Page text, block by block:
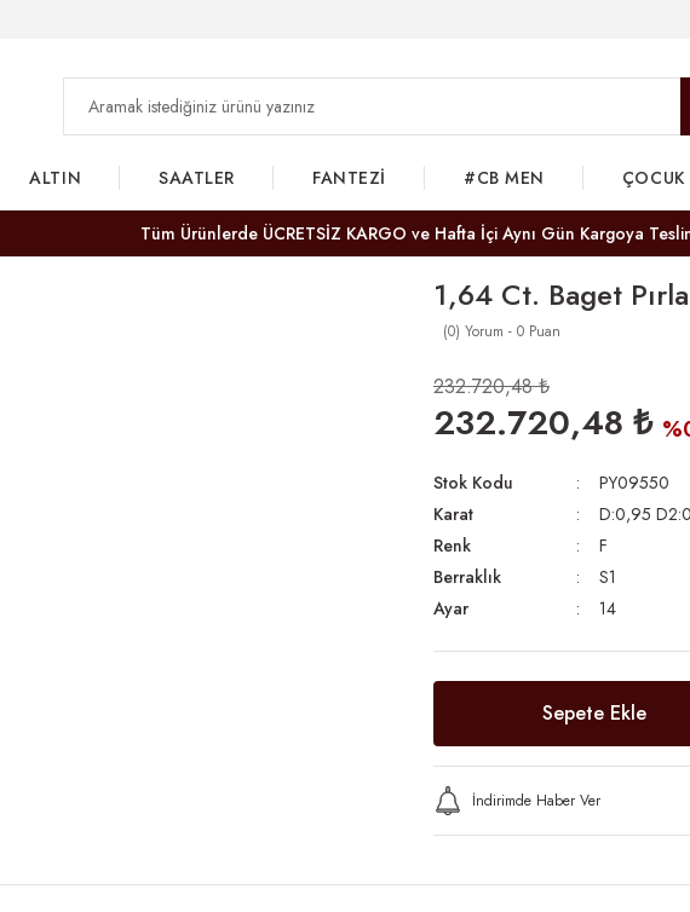
ALTIN SAATLER FANTEZİ #CB MEN ÇOCUK
Tüm Ürünlerde ÜCRETSİZ KARGO ve Hafta İçi Aynı Gün Kargoya
1,64 Ct. Baget
(0) Yorum - 0 Puan
232.720,48 ₺
232.720,48 ₺
Stok Kodu
PY09550
Karat
D:0,95
Renk
F
Berraklık
S1
Ayar
14
Sepete Ekle
İndirimde Haber Ver